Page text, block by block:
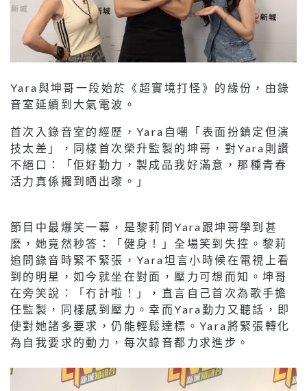
Yara與坤哥一段始於《超實境打怪》的緣份，由錄
音室延續到大氣電波。
首次入錄音室的經歷，Yara自嘲「表面扮鎮定但演
技太差」，同樣首次榮升監製的坤哥，對Yara則讚
不絕口：「佢好勤力，製成品我好滿意，那種青春
活力真係攞到晒出嚟。」
節目中最爆笑一幕，是黎莉問Yara跟坤哥學到甚
麼，她竟然秒答：「健身！」全場笑到失控。黎莉
追問錄音時緊不緊張，Yara坦言小時候在電視上看
到的明星，如今就坐在對面，壓力可想而知。坤哥
在旁笑說：「冇計啦！」，直言自己首次為歌手擔
任監製，同樣感到壓力。幸而Yara勤力又聽話，即
使對她諸多要求，仍能輕鬆達標。Yara將緊張轉化
為自我要求的動力，每次錄音都力求進步。